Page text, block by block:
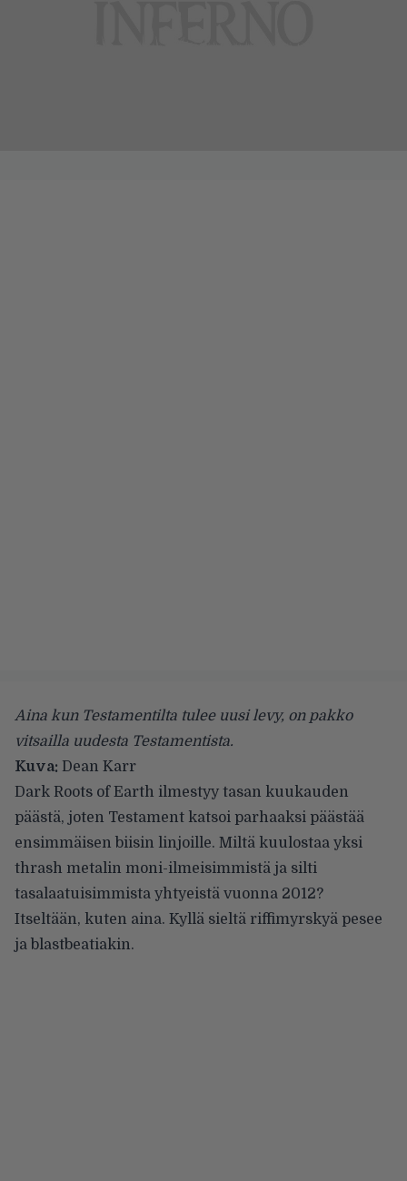
Aina kun Testamentilta tulee uusi levy, on pakko
vitsailla uudesta Testamentista.
Kuva: Dean Karr
Dark Roots of Earth ilmestyy tasan kuukauden
päästä, joten Testament katsoi parhaaksi päästää
ensimmäisen biisin linjoille. Miltä kuulostaa yksi
thrash metalin moni-ilmeisimmistä ja silti
tasalaatuisimmista yhtyeistä vuonna 2012?
Itseltään, kuten aina. Kyllä sieltä riffimyrskyä pesee
ja blastbeatiakin.